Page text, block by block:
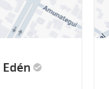
Edén